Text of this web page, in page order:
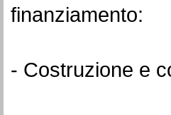
finanziamento:
- Costruzione e